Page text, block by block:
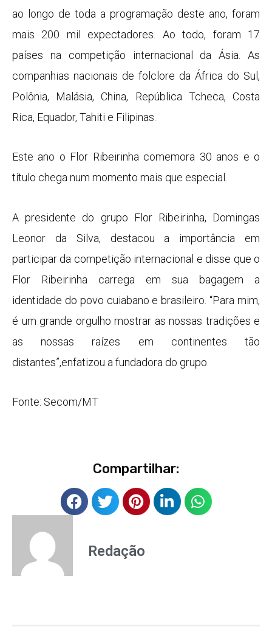
ao longo de toda a programação deste ano, foram
mais 200 mil expectadores. Ao todo, foram 17
países na competição internacional da Ásia. As
companhias nacionais de folclore da África do Sul,
Polônia, Malásia, China, República Tcheca, Costa
Rica, Equador, Tahiti e Filipinas.
Este ano o Flor Ribeirinha comemora 30 anos e o
título chega num momento mais que especial.
A presidente do grupo Flor Ribeirinha, Domingas
Leonor da Silva, destacou a importância em
participar da competição internacional e disse que o
Flor Ribeirinha carrega em sua bagagem a
identidade do povo cuiabano e brasileiro. “Para mim,
é um grande orgulho mostrar as nossas tradições e
as nossas raízes em continentes tão
distantes”,enfatizou a fundadora do grupo.
Fonte: Secom/MT
Compartilhar:
Redação